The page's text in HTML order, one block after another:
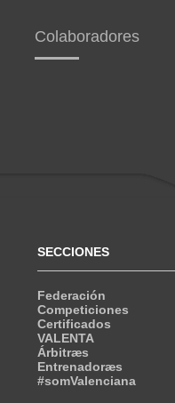
Colaboradores
SECCIONES
Federación
Competiciones
Certificados
VALENTA
Árbitræs
Entrenadoræs
#somValenciana